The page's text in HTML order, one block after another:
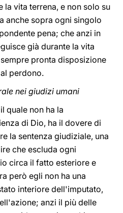
la vita terrena, e non solo su
anche sopra ogni singolo
pena; che anzi in
già durante la vita
pronta disposizione
perdono.
nei giudizi umani
quale non ha la
di Dio, ha il dovere di
la sentenza giudiziale, una
che escluda ogni
circa il fatto esteriore e
però egli non ha una
interiore dell'imputato,
anzi il più delle